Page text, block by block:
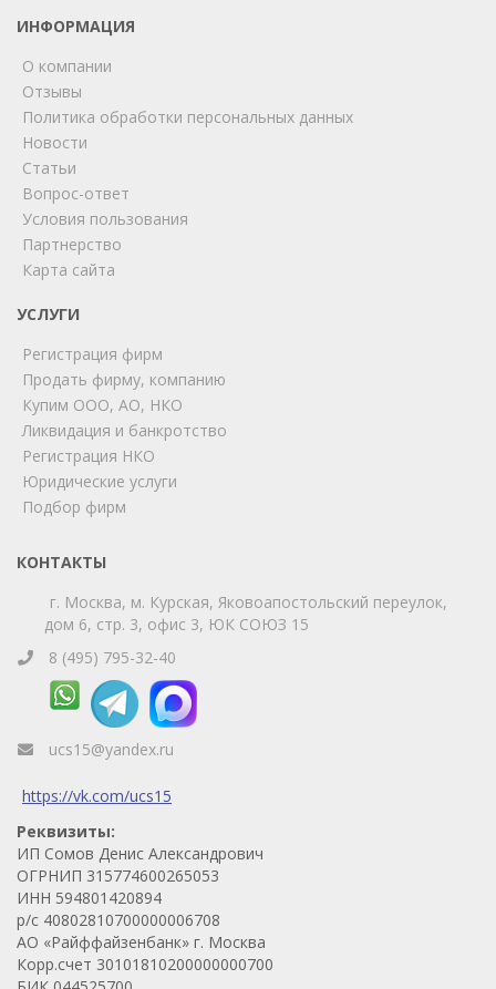
ИНФОРМАЦИЯ
О компании
Отзывы
Политика обработки персональных данных
Новости
Статьи
Вопрос-ответ
Условия пользования
Партнерство
Карта сайта
УСЛУГИ
Регистрация фирм
Продать фирму, компанию
Купим ООО, АО, НКО
Ликвидация и банкротство
Регистрация НКО
Юридические услуги
Подбор фирм
КОНТАКТЫ
г. Москва, м. Курская, Яковоапостольский переулок,
дом 6, стр. 3, офис 3, ЮК СОЮЗ 15
8 (495) 795-32-40
ucs15@yandex.ru
https://vk.com/ucs15
Реквизиты:
ИП Сомов Денис Александрович
ОГРНИП 315774600265053
ИНН 594801420894
р/с 40802810700000006708
АО «Райффайзенбанк» г. Москва
Корр.счет 30101810200000000700
Мы на связи!
Позвоните нам или свяжитесь с нами через любой
удобный мессенджер!
Telegram
Телефон